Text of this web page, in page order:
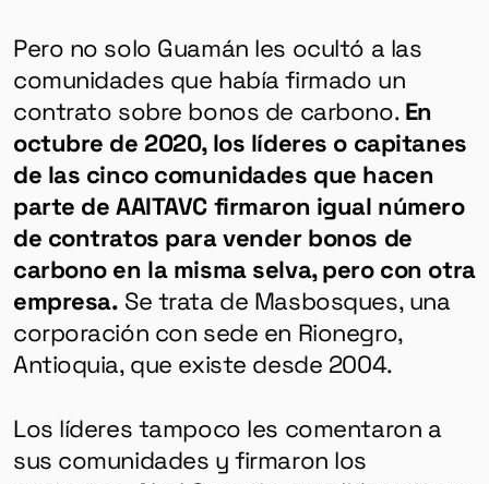
Pero no solo Guamán les ocultó a las
comunidades que había firmado un
contrato sobre bonos de carbono. En
octubre de 2020, los líderes o capitanes
de las cinco comunidades que hacen
parte de AAITAVC firmaron igual número
de contratos para vender bonos de
carbono en la misma selva, pero con otra
empresa. Se trata de Masbosques, una
corporación con sede en Rionegro,
Antioquia, que existe desde 2004.
Los líderes tampoco les comentaron a
sus comunidades y firmaron los